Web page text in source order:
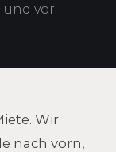
und vor
Wir
nach vorn,